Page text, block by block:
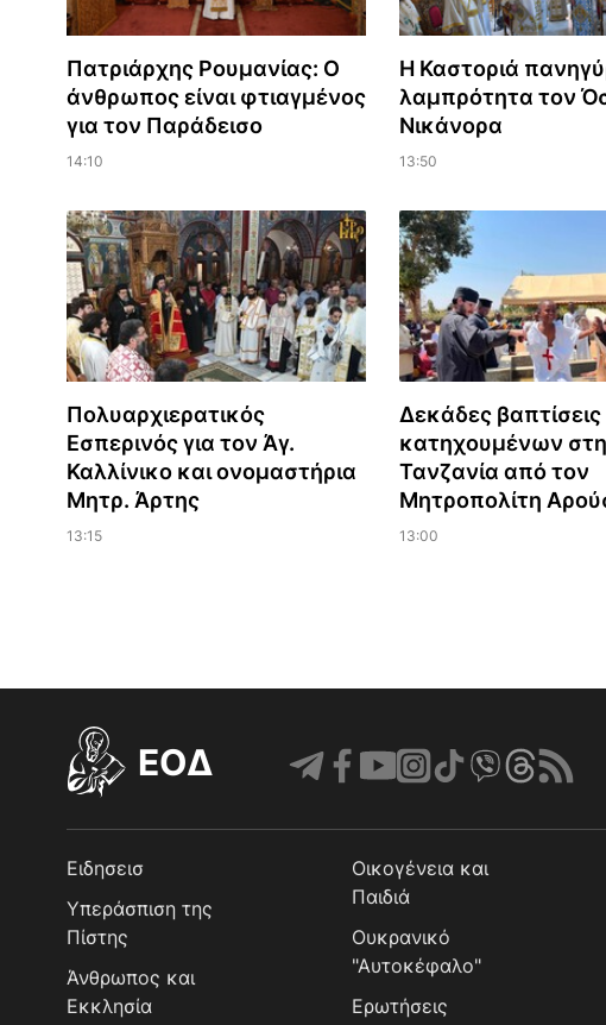
Πατριάρχης Ρουμανίας: Ο
άνθρωπος είναι φτιαγμένος
για τον Παράδεισο
14:10
Η Καστοριά
λαμπρότητα τον
Νικάνορα
13:50
Πολυαρχιερατικός
Εσπερινός για τον Άγ.
Καλλίνικο και ονομαστήρια
Μητρ. Άρτης
13:15
Δεκάδες βαπτίσεις
κατηχουμένων
Τανζανία από τον
Μητροπολίτη
13:00
EOΔ
Ειδησεισ
Υπεράσπιση της
Πίστης
Άνθρωπος και
Εκκλησία
Οικογένεια και
Παιδιά
Ουκρανικό
"Αυτοκέφαλο"
Ερωτήσεις